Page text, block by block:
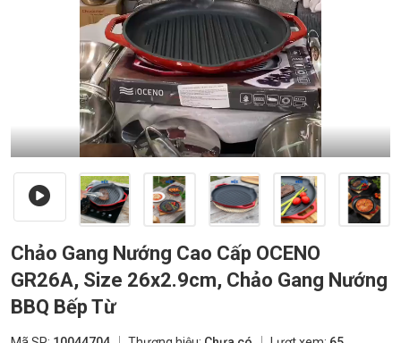
Chảo Gang Nướng Cao Cấp OCENO
GR26A, Size 26x2.9cm, Chảo Gang Nướng
BBQ Bếp Từ